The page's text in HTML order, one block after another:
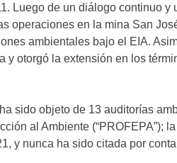
Luego de un diálogo continuo y
operaciones en la mina San
ambientales bajo el EIA.
y otorgó la extensión en los
sido objeto de 13 auditorías
al Ambiente (“PROFEPA”);
y nunca ha sido citada por